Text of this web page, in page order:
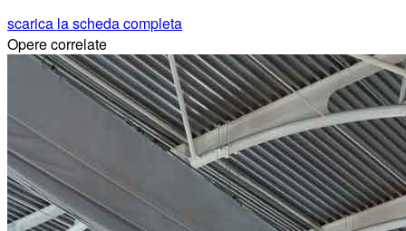
scarica la scheda completa
Opere correlate